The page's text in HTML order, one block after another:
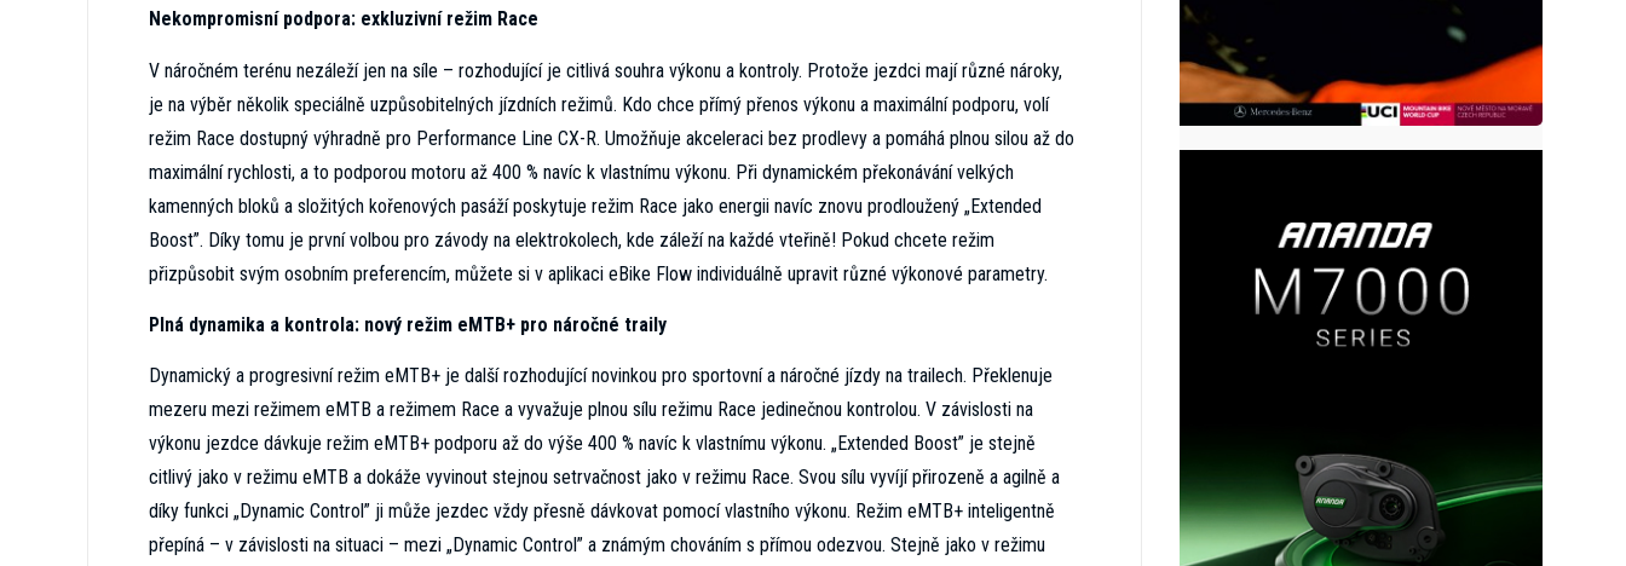
Nekompromisní podpora: exkluzivní režim Race
V náročném terénu nezáleží jen na síle – rozhodující je citlivá souhra výkonu a kontroly. Protože jezdci mají různé nároky,
je na výběr několik speciálně uzpůsobitelných jízdních režimů. Kdo chce přímý přenos výkonu a maximální podporu, volí
režim Race dostupný výhradně pro Performance Line CX-R. Umožňuje akceleraci bez prodlevy a pomáhá plnou silou až do
maximální rychlosti, a to podporou motoru až 400 % navíc k vlastnímu výkonu. Při dynamickém překonávání velkých
kamenných bloků a složitých kořenových pasáží poskytuje režim Race jako energii navíc znovu prodloužený „Extended
Boost”. Díky tomu je první volbou pro závody na elektrokolech, kde záleží na každé vteřině! Pokud chcete režim
přizpůsobit svým osobním preferencím, můžete si v aplikaci eBike Flow individuálně upravit různé výkonové parametry.
Plná dynamika a kontrola: nový režim eMTB+ pro náročné traily
Dynamický a progresivní režim eMTB+ je další rozhodující novinkou pro sportovní a náročné jízdy na trailech. Překlenuje
mezeru mezi režimem eMTB a režimem Race a vyvažuje plnou sílu režimu Race jedinečnou kontrolou. V závislosti na
výkonu jezdce dávkuje režim eMTB+ podporu až do výše 400 % navíc k vlastnímu výkonu. „Extended Boost” je stejně
citlivý jako v režimu eMTB a dokáže vyvinout stejnou setrvačnost jako v režimu Race. Svou sílu vyvíjí přirozeně a agilně a
díky funkci „Dynamic Control” ji může jezdec vždy přesně dávkovat pomocí vlastního výkonu. Režim eMTB+ inteligentně
přepíná – v závislosti na situaci – mezi „Dynamic Control” a známým chováním s přímou odezvou. Stejně jako v režimu